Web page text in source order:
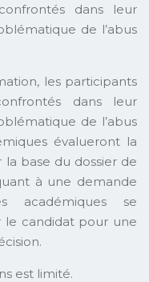
dans leur
de l’abus
les participants
dans leur
de l’abus
évalueront la
base du dossier de
à une demande
académiques se
le candidat pour une
est limité.